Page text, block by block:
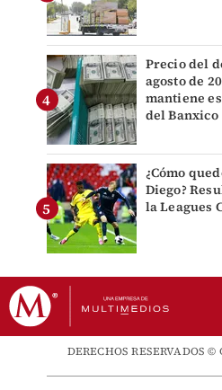
Precio del
agosto de
mantiene
del Banxico
¿Cómo
Diego?
la Leagues
DERECHOS RESERVADOS